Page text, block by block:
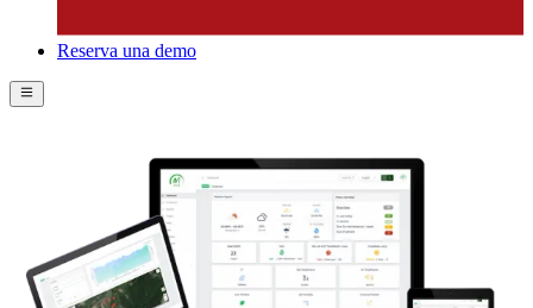
Reserva una demo